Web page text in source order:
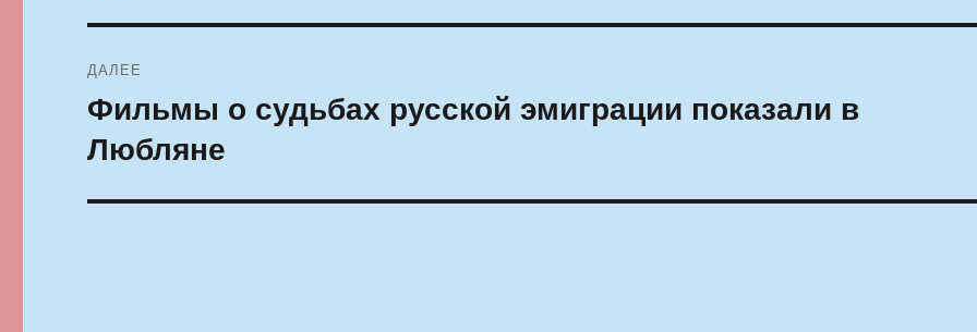
ДАЛЕЕ
Следующая
запись:
Фильмы о судьбах русской эмиграции показали в
Любляне